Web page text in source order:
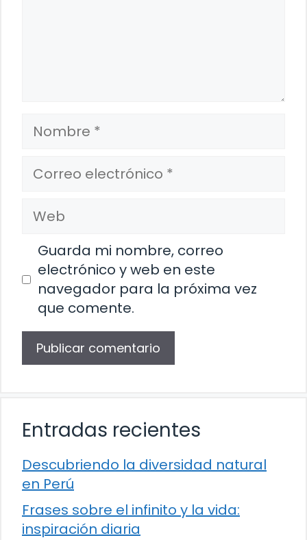
Nombre
Correo
electrónico
Web
Guarda mi nombre, correo
electrónico y web en este
navegador para la próxima vez
que comente.
Entradas recientes
Descubriendo la diversidad natural
en Perú
Frases sobre el infinito y la vida:
inspiración diaria